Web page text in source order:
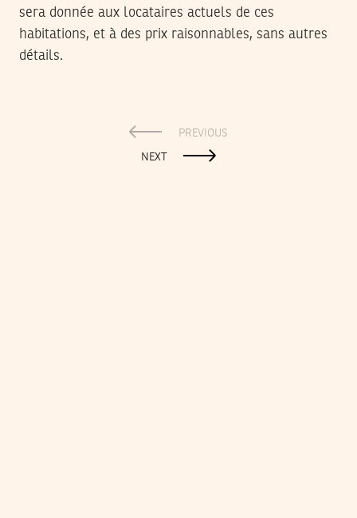
sera donnée aux locataires actuels de ces
habitations, et à des prix raisonnables, sans autres
détails.
PREVIOUS
NEXT